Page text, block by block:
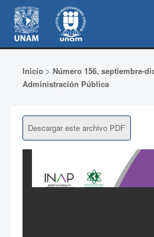
Inicio> Número 156, septiembre-
Administración Pública
Descargar este archivo PDF